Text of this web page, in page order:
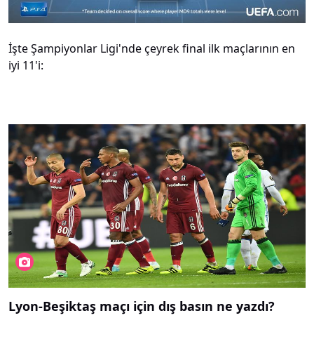
İşte Şampiyonlar Ligi'nde çeyrek final ilk maçlarının en
iyi 11'i:
Lyon-Beşiktaş maçı için dış basın ne yazdı?